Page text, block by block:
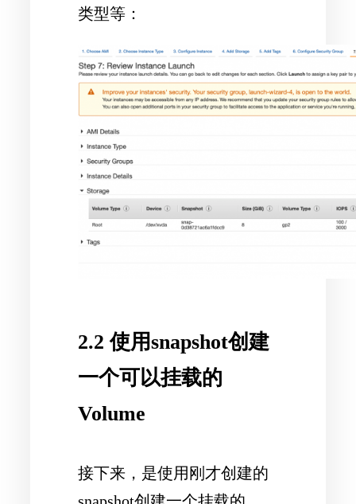
类型等：
2.2 使用snapshot创建
一个可以挂载的
Volume
接下来，是使用刚才创建的